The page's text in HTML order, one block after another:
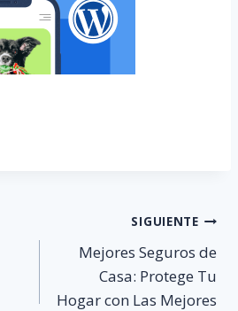
SIGUIENTE
Mejores Seguros de
Casa: Protege Tu
Hogar con Las Mejores